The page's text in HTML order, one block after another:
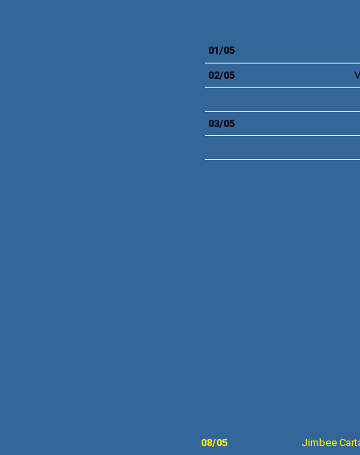
01/05
02/05
03/05
08/05 Jimbee